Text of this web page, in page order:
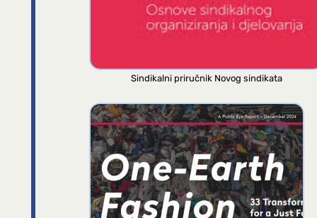
Sindikalni priručnik Novog sindikata